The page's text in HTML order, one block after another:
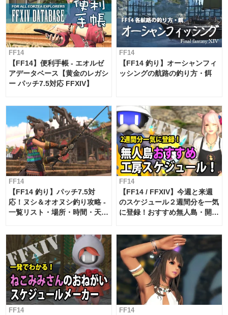
FF14
【FF14】便利手帳 - エオルゼ
アデータベース【黄金のレガシ
ー パッチ7.5対応 FFXIV】
FF14
【FF14 釣り】オーシャンフィ
ッシングの航路の釣り方・餌
FF14
【FF14 釣り】パッチ7.5対
応！ヌシ＆オオヌシ釣り攻略 -
一覧リスト・場所・時間・天
FF14
【FF14 / FFXIV】今週と来週
のスケジュール２週間分を一気
に登録！おすすめ無人島・開拓
対応 / 毎週更新中】
FF14 FF14